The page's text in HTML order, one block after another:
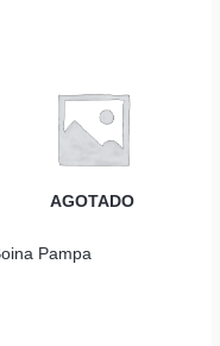
AGOTADO
Pampa